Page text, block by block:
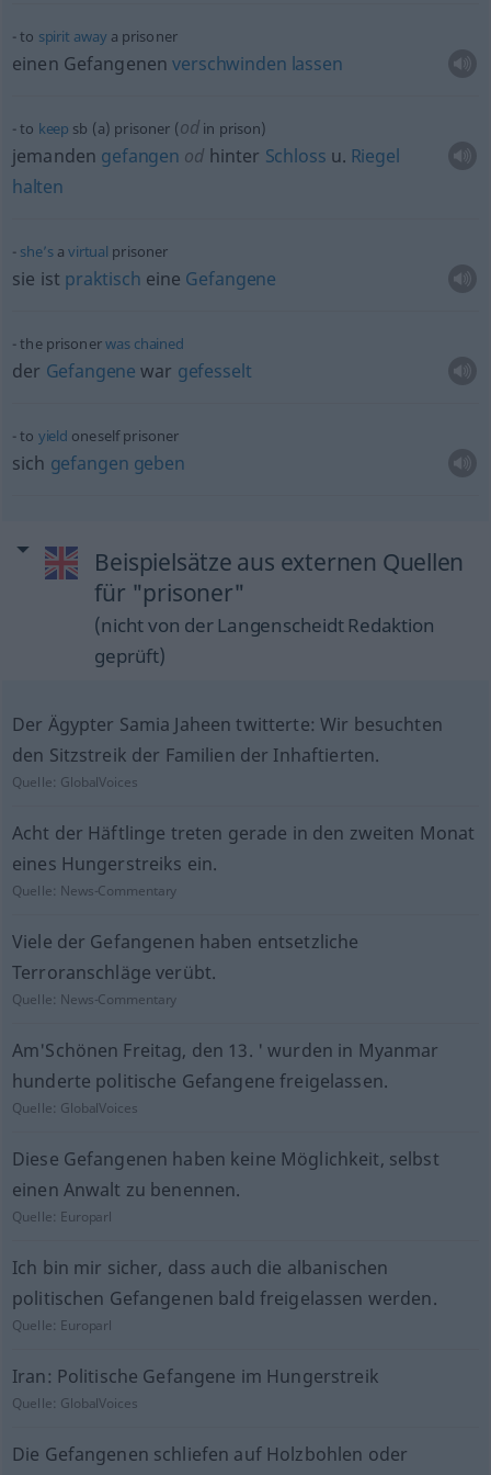
to spirit awaya prisoner
einen Gefangenenverschwinden lassen
to keep sb (a) prisoner (odin prison)
jemanden gefangen od hinter Schloss u. Riegel
halten
she’savirtual prisoner
sie ist praktisch eine Gefangene
the prisonerwas chained
der Gefangene war gefesselt
to yield oneself prisoner
sich gefangen geben
Beispielsätze aus externen Quellen
für "prisoner"
(nicht von der Langenscheidt Redaktion
geprüft)
Der Ägypter Samia Jaheen twitterte: Wir besuchten
den Sitzstreik der Familien der Inhaftierten.
Quelle: GlobalVoices
Acht der Häftlinge treten gerade in den zweiten Monat
eines Hungerstreiks ein.
Quelle: News-Commentary
Viele der Gefangenen haben entsetzliche
Terroranschläge verübt.
Quelle: News-Commentary
Am'Schönen Freitag, den 13. ' wurden in Myanmar
hunderte politische Gefangene freigelassen.
Quelle: GlobalVoices
Diese Gefangenen haben keine Möglichkeit, selbst
einen Anwalt zu benennen.
Quelle: Europarl
Ich bin mir sicher, dass auch die albanischen
politischen Gefangenen bald freigelassen werden.
Quelle: Europarl
Iran: Politische Gefangene im Hungerstreik
Quelle: GlobalVoices
Die Gefangenen schliefen auf Holzbohlen oder